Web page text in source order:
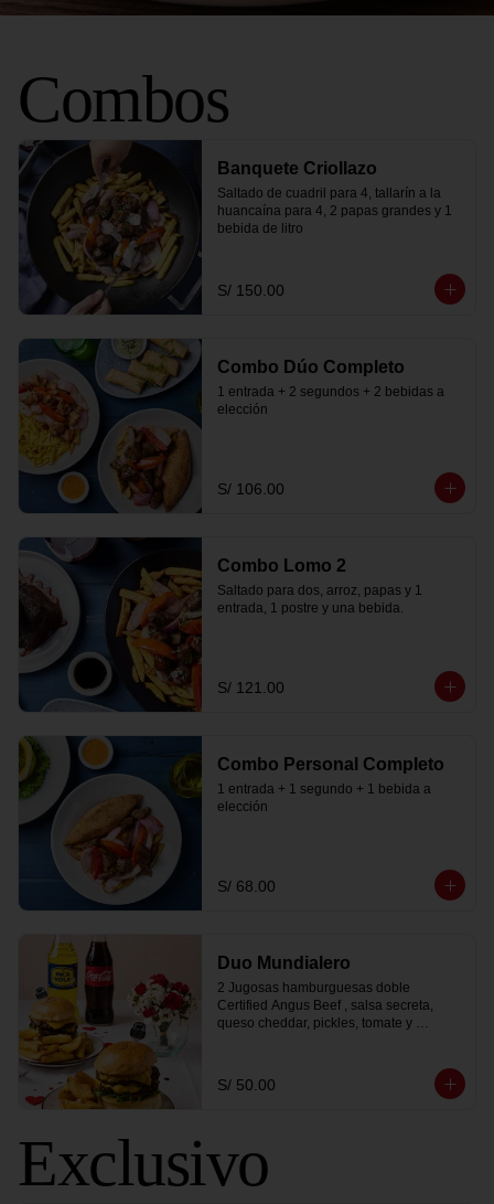
Combos
Banquete Criollazo
Saltado de cuadril para 4, tallarín a la
huancaína para 4, 2 papas grandes y 1
bebida de litro
S/ 150.00
Combo Dúo Completo
1 entrada + 2 segundos + 2 bebidas a
elección
S/ 106.00
Combo Lomo 2
Saltado para dos, arroz, papas y 1
entrada, 1 postre y una bebida.
S/ 121.00
Combo Personal Completo
1 entrada + 1 segundo + 1 bebida a
elección
S/ 68.00
Duo Mundialero
2 Jugosas hamburguesas doble
Certified Angus Beef , salsa secreta,
queso cheddar, pickles, tomate y
S/ 50.00
Exclusivo